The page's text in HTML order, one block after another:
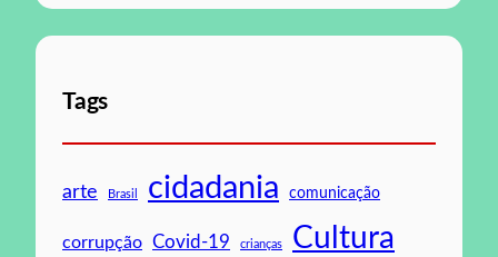
Tags
arte Brasil cidadania comunicação
corrupção Covid-19 crianças Cultura